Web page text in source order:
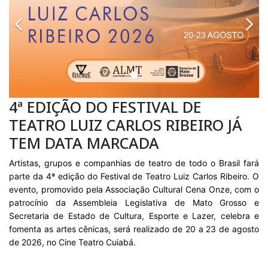
4ª EDIÇÃO DO FESTIVAL DE
TEATRO LUIZ CARLOS RIBEIRO JÁ
TEM DATA MARCADA
Artistas, grupos e companhias de teatro de todo o Brasil fará
parte da 4ª edição do Festival de Teatro Luiz Carlos Ribeiro. O
evento, promovido pela Associação Cultural Cena Onze, com o
patrocínio da Assembleia Legislativa de Mato Grosso e
Secretaria de Estado de Cultura, Esporte e Lazer, celebra e
fomenta as artes cênicas, será realizado de 20 a 23 de agosto
de 2026, no Cine Teatro Cuiabá.